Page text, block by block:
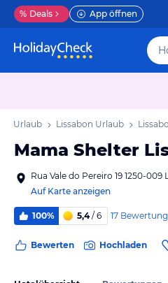
% Deals App öffnen
Urlaub Lissabon Urlaub
Mama Shelter
Rua Vale do Pereiro 19 1250-009
Auf Karte anzeigen
100% 5,4/ 6 17
Bewerten Hochladen